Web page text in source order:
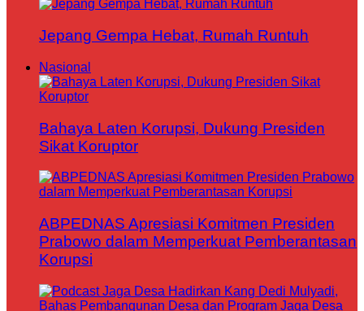
Jepang Gempa Hebat, Rumah Runtuh
Nasional
Bahaya Laten Korupsi, Dukung Presiden
Sikat Koruptor
ABPEDNAS Apresiasi Komitmen Presiden
Prabowo dalam Memperkuat Pemberantasan
Korupsi